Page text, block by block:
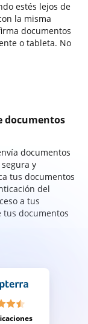
estés lejos de
la misma
documentos
o tableta. No
documentos
documentos
y
tus documentos
del
a tus
tus documentos